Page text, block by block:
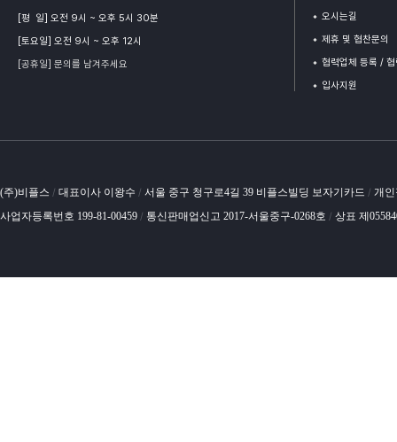
[평 일] 오전 9시 ~ 오후 5시 30분
[토요일] 오전 9시 ~ 오후 12시
[공휴일] 문의를 남겨주세요
오시는길
제휴 및 협찬문의
협력업체 등록 /
입사지원
(주)비플스 / 대표이사 이왕수 / 서울 중구 청구로4길 39 비플스빌딩 보자기카드 / 개
사업자등록번호 199-81-00459 / 통신판매업신고 2017-서울중구-0268호 / 상표 제